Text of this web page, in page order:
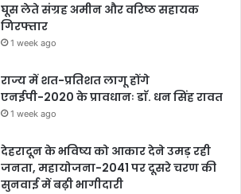
घूस लेते संग्रह अमीन और वरिष्ठ सहायक
गिरफ्तार
1 week ago
राज्य में शत-प्रतिशत लागू होंगे
एनईपी-2020 के प्रावधानः डाॅ. धन सिंह रावत
1 week ago
देहरादून के भविष्य को आकार देने उमड़ रही
जनता, महायोजना-2041 पर दूसरे चरण की
सुनवाई में बढ़ी भागीदारी